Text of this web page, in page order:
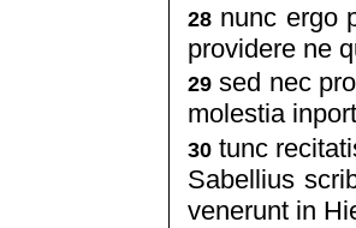
28 nunc ergo
providere ne
29 sed nec
molestia
30 tunc
Sabellius
venerunt in